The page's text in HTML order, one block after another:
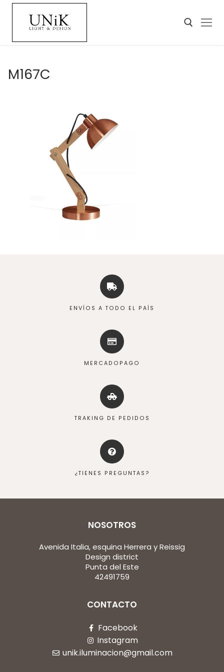
M167C
ENVÍOS A TODO EL PAÍS
MERCADOPAGO
TRAKING DE PEDIDOS
¿TIENES PREGUNTAS?
NOSOTROS
Avenida Italia, esquina Herrera y Reissig
Design district
Punta del Este
42491759
CONTACTO
Facebook
Instagram
unik.iluminacion@gmail.com